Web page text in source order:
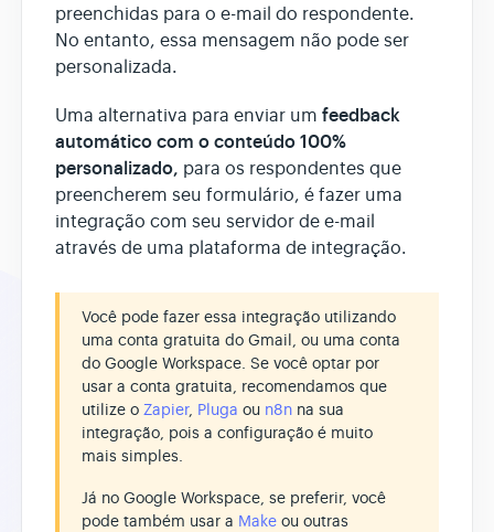
preenchidas para o e-mail do respondente.
No entanto, essa mensagem não pode ser
personalizada.
Uma alternativa para enviar um feedback
automático com o conteúdo 100%
personalizado, para os respondentes que
preencherem seu formulário, é fazer uma
integração com seu servidor de e-mail
através de uma plataforma de integração.
Você pode fazer essa integração utilizando
uma conta gratuita do Gmail, ou uma conta
do Google Workspace. Se você optar por
usar a conta gratuita, recomendamos que
utilize o Zapier, Pluga ou n8n na sua
integração, pois a configuração é muito
mais simples.
Já no Google Workspace, se preferir, você
pode também usar a Make ou outras